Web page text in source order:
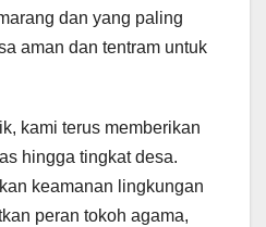
dan yang paling
aman dan tentram untuk
kami terus memberikan
hingga tingkat desa.
keamanan lingkungan
peran tokoh agama,